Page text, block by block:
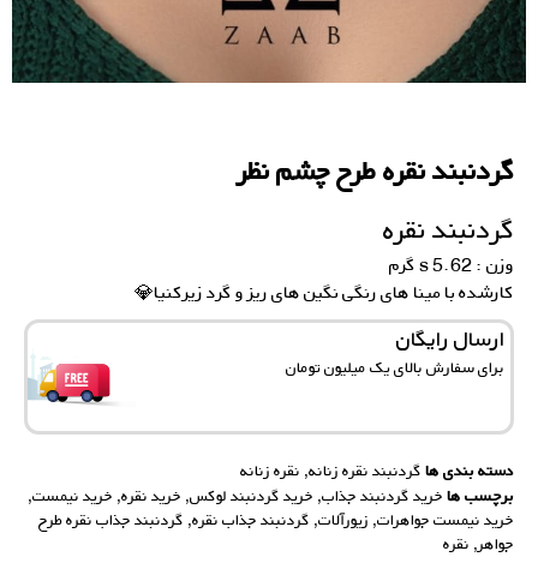
گردنبند نقره طرح چشم نظر
گردنبند نقره
وزن : 5.62 s گرم
کارشده با مینا های رنگی نگین های ریز و گرد زیرکنیا💎
ارسال رایگان
برای سفارش‌ بالای یک میلیون تومان
دسته بندی ها گردنبند نقره زنانه, نقره زنانه
برچسب ها خرید گردنبند جذاب, خرید گردنبند لوکس, خرید نقره, خرید نیمست,
خرید نیمست جواهرات, زیورآلات, گردنبند جذاب نقره, گردنبند جذاب نقره طرح
جواهر, نقره